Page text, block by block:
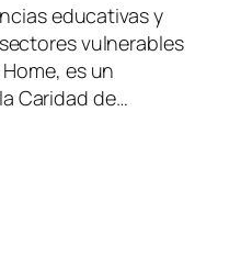
educativas y
vulnerables
es un
Caridad de…